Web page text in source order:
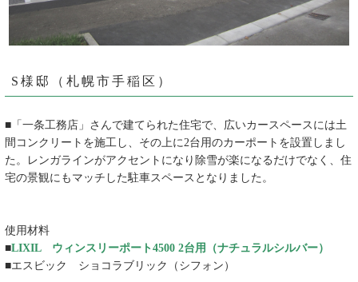
S様邸（札幌市手稲区）
■「一条工務店」さんで建てられた住宅で、広いカースペースには土
間コンクリートを施工し、その上に2台用のカーポートを設置しまし
た。レンガラインがアクセントになり除雪が楽になるだけでなく、住
宅の景観にもマッチした駐車スペースとなりました。
使用材料
■LIXIL ウィンスリーポート4500 2台用（ナチュラルシルバー）
■エスビック ショコラブリック（シフォン）